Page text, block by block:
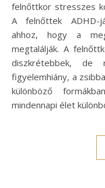
felnőttkor stresszes
A felnőttek ADHD-
ahhoz, hogy a
megtalálják. A
diszkrétebbek, de
figyelemhiány, a
különböző
mindennapi élet